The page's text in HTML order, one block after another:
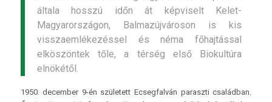
általa hosszú időn át képviselt Kelet-
Magyarországon, Balmazújvároson is kis
visszaemlékezéssel és néma főhajtással
elköszöntek tőle, a térség első Biokultúra
elnökétől.
1950. december 9-én született Ecsegfalván paraszti családban.